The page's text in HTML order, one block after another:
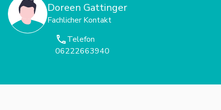
Doreen Gattinger
Fachlicher Kontakt
Telefon
06222663940